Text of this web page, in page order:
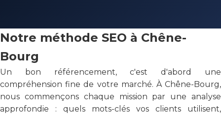
Notre méthode SEO à Chêne-
Bourg
Un bon référencement, c'est d'abord une
compréhension fine de votre marché. À Chêne-Bourg,
nous commençons chaque mission par une analyse
approfondie : quels mots-clés vos clients utilisent,